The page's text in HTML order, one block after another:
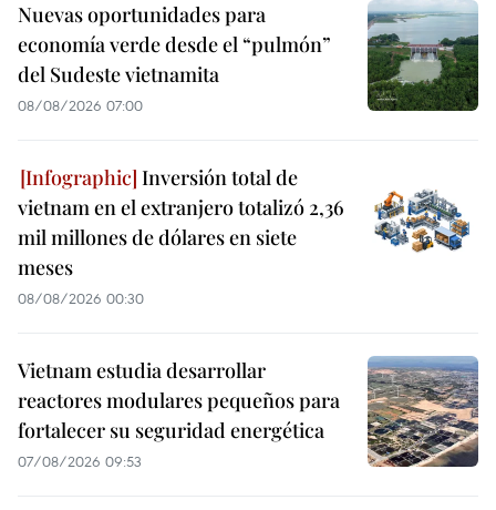
Nuevas oportunidades para
economía verde desde el “pulmón”
del Sudeste vietnamita
08/08/2026 07:00
Inversión total de
vietnam en el extranjero totalizó 2,36
mil millones de dólares en siete
meses
08/08/2026 00:30
Vietnam estudia desarrollar
reactores modulares pequeños para
fortalecer su seguridad energética
07/08/2026 09:53